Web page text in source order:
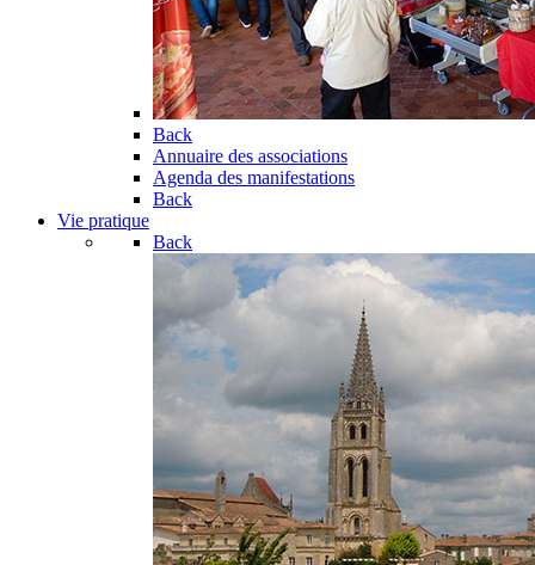
Back
Annuaire des associations
Agenda des manifestations
Back
Vie pratique
Back